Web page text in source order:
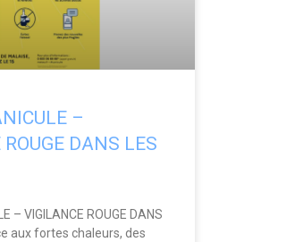
–
DANS LES
– VIGILANCE ROUGE DANS
aux fortes chaleurs, des